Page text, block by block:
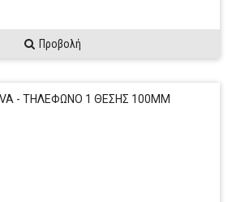
Προβολή